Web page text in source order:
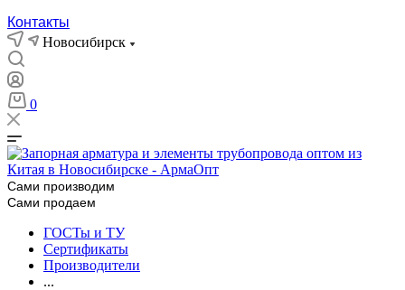
Контакты
Новосибирск
0
Сами производим
Сами продаем
ГОСТы и ТУ
Сертификаты
Производители
...